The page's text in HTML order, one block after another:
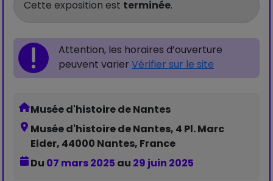
Cette exposition est terminée.
Attention, les horaires d’ouverture
peuvent varier Vérifier sur le site
Musée d'histoire de Nantes
Musée d'histoire de Nantes, 4 Pl. Marc
Elder, 44000 Nantes, France
Du 07 mars 2025 au 29 juin 2025